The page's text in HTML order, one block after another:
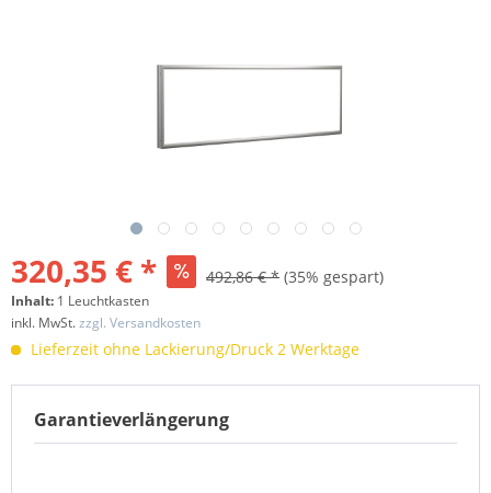
320,35 € * 492,86 € * (35% gespart)
Inhalt: 1 Leuchtkasten
inkl. MwSt.zzgl. Versandkosten
Lieferzeit ohne Lackierung/Druck 2 Werktage
Garantieverlängerung